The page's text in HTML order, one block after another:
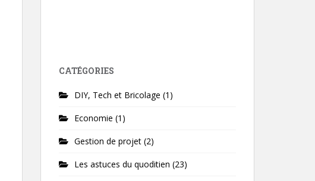
CATÉGORIES
DIY, Tech et Bricolage (1)
Economie (1)
Gestion de projet (2)
Les astuces du quoditien (23)